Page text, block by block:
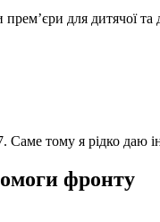
для дитячої та
Саме тому я рідко даю
фронту